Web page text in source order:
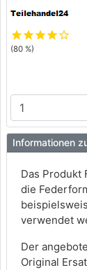
starstarstarstarstar_outline
(80 %)
Informationen
Das Produkt
die
verwendet
Der
Original